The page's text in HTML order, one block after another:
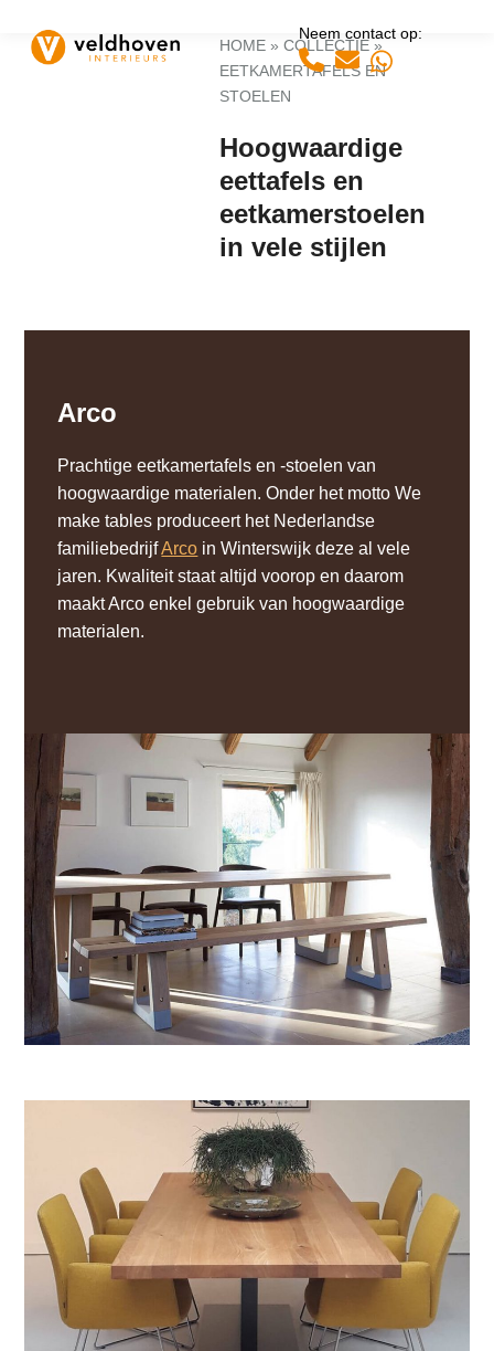
content
mobile
mobile
Neem contact op:
Whatsapp
HOME» COLLECTIE»
EETKAMERTAFELS EN
STOELEN
Hoogwaardige
eettafels en
eetkamerstoelen
in vele stijlen
Arco
Prachtige eetkamertafels en -stoelen van
hoogwaardige materialen. Onder het motto We
make tables produceert het Nederlandse
familiebedrijfArco in Winterswijk deze al vele
jaren. Kwaliteit staat altijd voorop en daarom
maakt Arco enkel gebruik van hoogwaardige
materialen.